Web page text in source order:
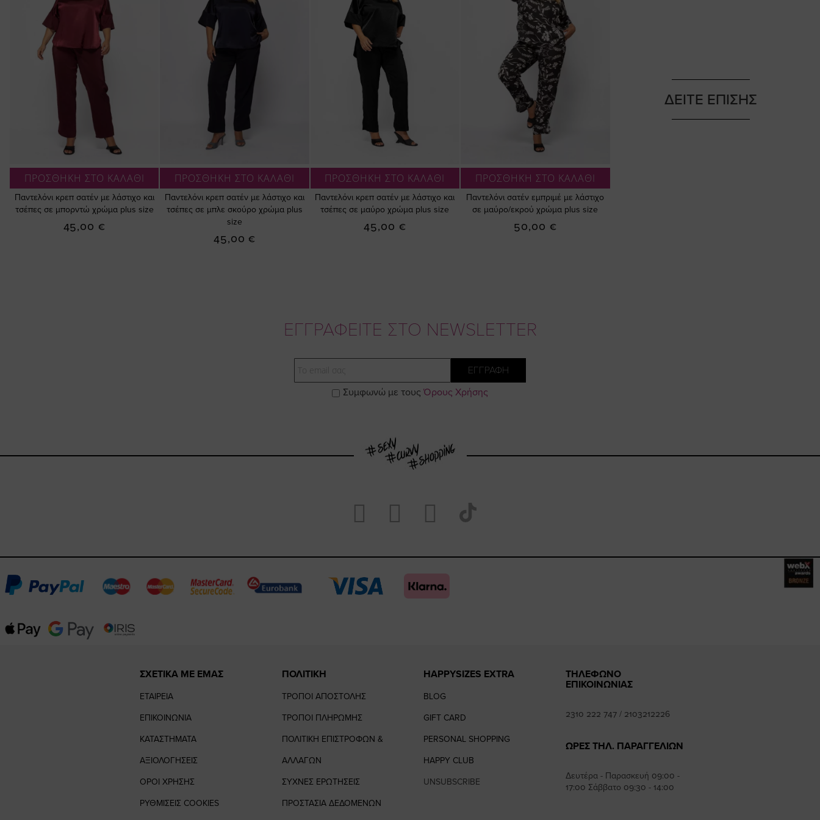
ΠΡΟΣΘΗΚΗ ΣΤΟ ΚΑΛΑΘΙ
Παντελόνι κρεπ σατέν με λάστιχο και
τσέπες σε μπορντώ χρώμα plus size
45,00 €
ΠΡΟΣΘΗΚΗ ΣΤΟ ΚΑΛΑΘΙ
Παντελόνι κρεπ σατέν με λάστιχο και
τσέπες σε μπλε σκούρο χρώμα plus
size
45,00 €
ΠΡΟΣΘΗΚΗ ΣΤΟ ΚΑΛΑΘΙ
Παντελόνι κρεπ σατέν με λάστιχο και
τσέπες σε μαύρο χρώμα plus size
45,00 €
ΠΡΟΣΘΗΚΗ ΣΤΟ ΚΑΛΑΘΙ
Παντελόνι σατέν εμπριμέ με λάστιχο
σε μαύρο/εκρού χρώμα plus size
50,00 €
ΔΕΙΤΕ ΕΠΙΣΗΣ
ΕΓΓΡΑΦΕΙΤΕ ΣΤΟ NEWSLETTER
ΕΓΓΡΑΦΗ
Συμφωνώ με τους Όρους Χρήσης
Visit
https://www.facebook.com/happysizes/
page
Visit
https://www.instagram.com/
page
Visit
https://www.youtube.com/user/
feature=mhee
our
ΣΧΕΤΙΚΑ ΜΕ ΕΜΑΣ
ΕΤΑΙΡΕΙΑ
ΕΠΙΚΟΙΝΩΝΙΑ
ΚΑΤΑΣΤΗΜΑΤΑ
ΑΞΙΟΛΟΓΗΣΕΙΣ
ΟΡΟΙ ΧΡΗΣΗΣ
ΡΥΘΜΙΣΕΙΣ COOKIES
ΠΟΛΙΤΙΚΗ
ΤΡΟΠΟΙ ΑΠΟΣΤΟΛΗΣ
ΤΡΟΠΟΙ ΠΛΗΡΩΜΗΣ
ΠΟΛΙΤΙΚΗ ΕΠΙΣΤΡΟΦΩΝ &
ΑΛΛΑΓΩΝ
ΣΥΧΝΕΣ ΕΡΩΤΗΣΕΙΣ
ΠΡΟΣΤΑΣΙΑ ΔΕΔΟΜΕΝΩΝ
HAPPYSIZES EXTRA
BLOG
GIFT CARD
PERSONAL SHOPPING
HAPPY CLUB
UNSUBSCRIBE
ΤΗΛΕΦΩΝΟ
ΕΠΙΚΟΙΝΩΝΙΑΣ
2310 222 747 / 2103212226
ΩΡΕΣ ΤΗΛ. ΠΑΡΑΓΓΕΛΙΩΝ
Δευτέρα - Παρασκευή 09:00 -
17:00 Σάββατο 09:30 - 14:00